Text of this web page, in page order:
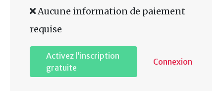
Aucune information de paiement
requise
Activez l’inscription
gratuite
Connexion